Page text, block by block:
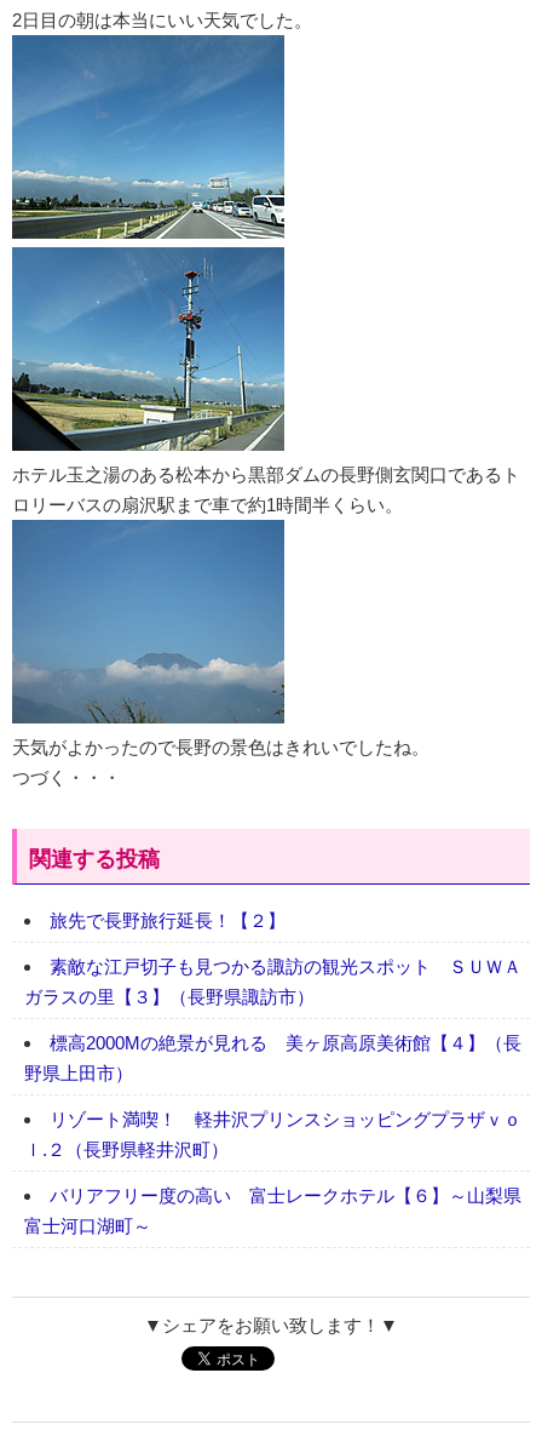
2日目の朝は本当にいい天気でした。
ホテル玉之湯のある松本から黒部ダムの長野側玄関口であるト
ロリーバスの扇沢駅まで車で約1時間半くらい。
天気がよかったので長野の景色はきれいでしたね。
つづく・・・
関連する投稿
旅先で長野旅行延長！【２】
素敵な江戸切子も見つかる諏訪の観光スポット ＳＵＷＡ
ガラスの里【３】（長野県諏訪市）
標高2000Mの絶景が見れる 美ヶ原高原美術館【４】（長
野県上田市）
リゾート満喫！ 軽井沢プリンスショッピングプラザｖｏ
ｌ.２（長野県軽井沢町）
バリアフリー度の高い 富士レークホテル【６】～山梨県
富士河口湖町～
▼シェアをお願い致します！▼